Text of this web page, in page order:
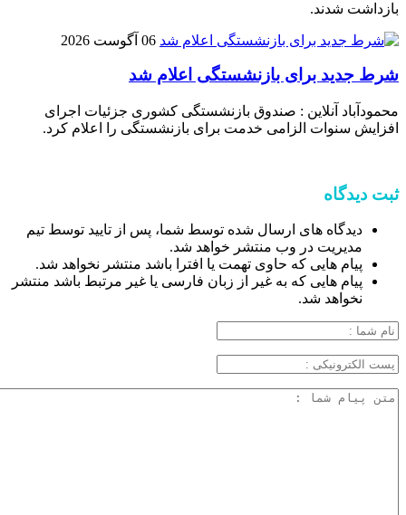
بازداشت شدند.
06 آگوست 2026
شرط جدید برای بازنشستگی اعلام شد
محمودآباد آنلاین : صندوق بازنشستگی کشوری جزئیات اجرای
افزایش سنوات الزامی خدمت برای بازنشستگی را اعلام کرد.
ثبت دیدگاه
دیدگاه های ارسال شده توسط شما، پس از تایید توسط تیم
مدیریت در وب منتشر خواهد شد.
پیام هایی که حاوی تهمت یا افترا باشد منتشر نخواهد شد.
پیام هایی که به غیر از زبان فارسی یا غیر مرتبط باشد منتشر
نخواهد شد.